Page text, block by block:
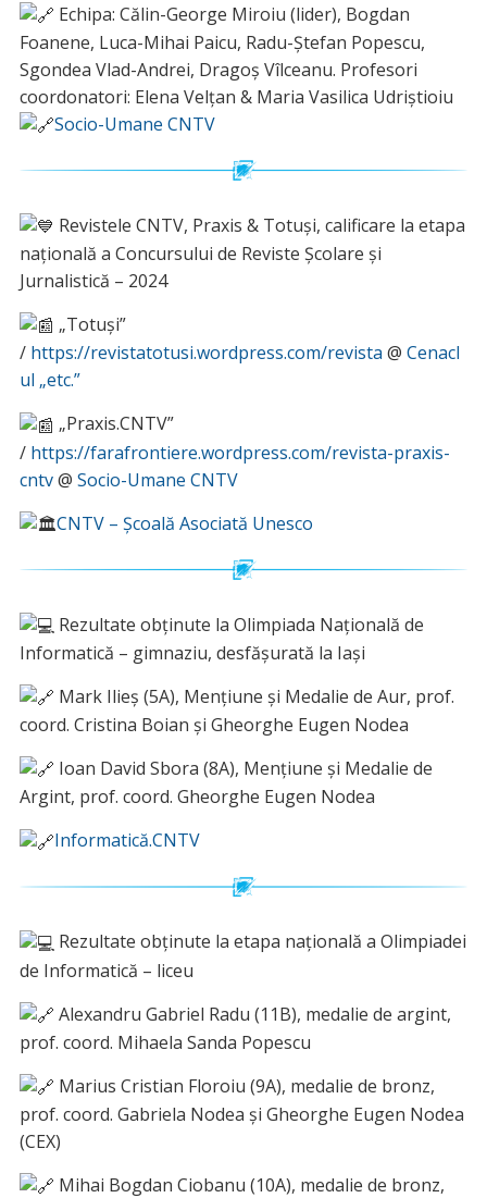
Echipa: Călin-George Miroiu (lider), Bogdan
Foanene, Luca-Mihai Paicu, Radu-Ștefan Popescu,
Sgondea Vlad-Andrei, Dragoș Vîlceanu. Profesori
coordonatori: Elena Velțan & Maria Vasilica Udriștioiu
Socio-Umane CNTV
Revistele CNTV, Praxis & Totuși, calificare la etapa
națională a Concursului de Reviste Școlare și
Jurnalistică – 2024
„Totuși”
/ https://revistatotusi.wordpress.com/revista @ Cenacl
ul „etc.”
„Praxis.CNTV”
/ https://farafrontiere.wordpress.com/revista-praxis-
cntv@ Socio-Umane CNTV
CNTV – Școală Asociată Unesco
Rezultate obținute la Olimpiada Națională de
Informatică – gimnaziu, desfășurată la Iași
Mark Ilieș (5A), Mențiune și Medalie de Aur, prof.
coord. Cristina Boian și Gheorghe Eugen Nodea
Ioan David Sbora (8A), Mențiune și Medalie de
Argint, prof. coord. Gheorghe Eugen Nodea
Informatică.CNTV
Rezultate obținute la etapa națională a Olimpiadei
de Informatică – liceu
Alexandru Gabriel Radu (11B), medalie de argint,
prof. coord. Mihaela Sanda Popescu
Marius Cristian Floroiu (9A), medalie de bronz,
prof. coord. Gabriela Nodea și Gheorghe Eugen Nodea
(CEX)
Mihai Bogdan Ciobanu (10A), medalie de bronz,